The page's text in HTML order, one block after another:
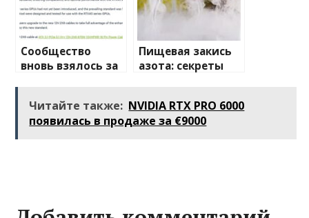
Сообщество
вновь взялось за
разъема 12V-2×6
Пищевая закись
азота: секреты
Читайте также: NVIDIA RTX PRO 6000
появилась в продаже за €9000